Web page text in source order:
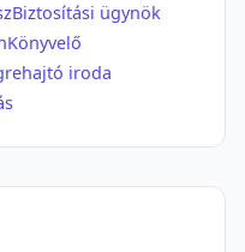
Biztosítási ügynök
Könyvelő
iroda